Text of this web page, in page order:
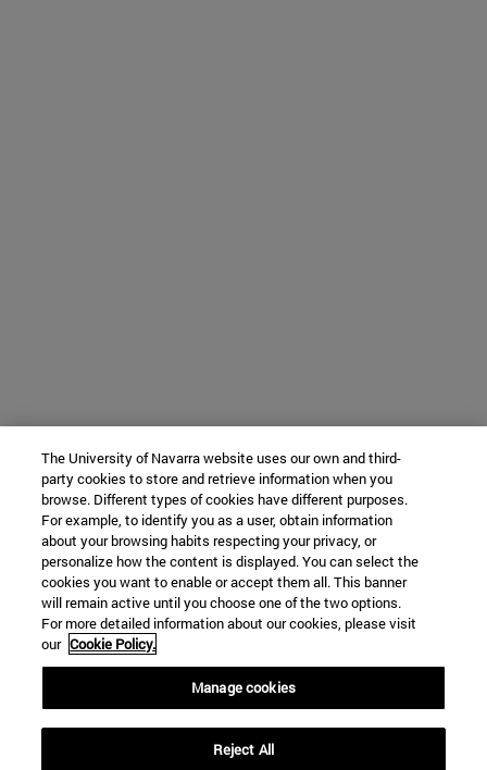
The University of Navarra website uses our own and third-
party cookies to store and retrieve information when you
browse. Different types of cookies have different purposes.
For example, to identify you as a user, obtain information
about your browsing habits respecting your privacy, or
personalize how the content is displayed. You can select the
cookies you want to enable or accept them all. This banner
will remain active until you choose one of the two options.
For more detailed information about our cookies, please visit
our Cookie Policy.
Manage cookies
Reject All